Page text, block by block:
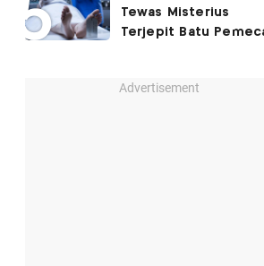
Tewas Misterius
Terjepit Batu
Advertisement